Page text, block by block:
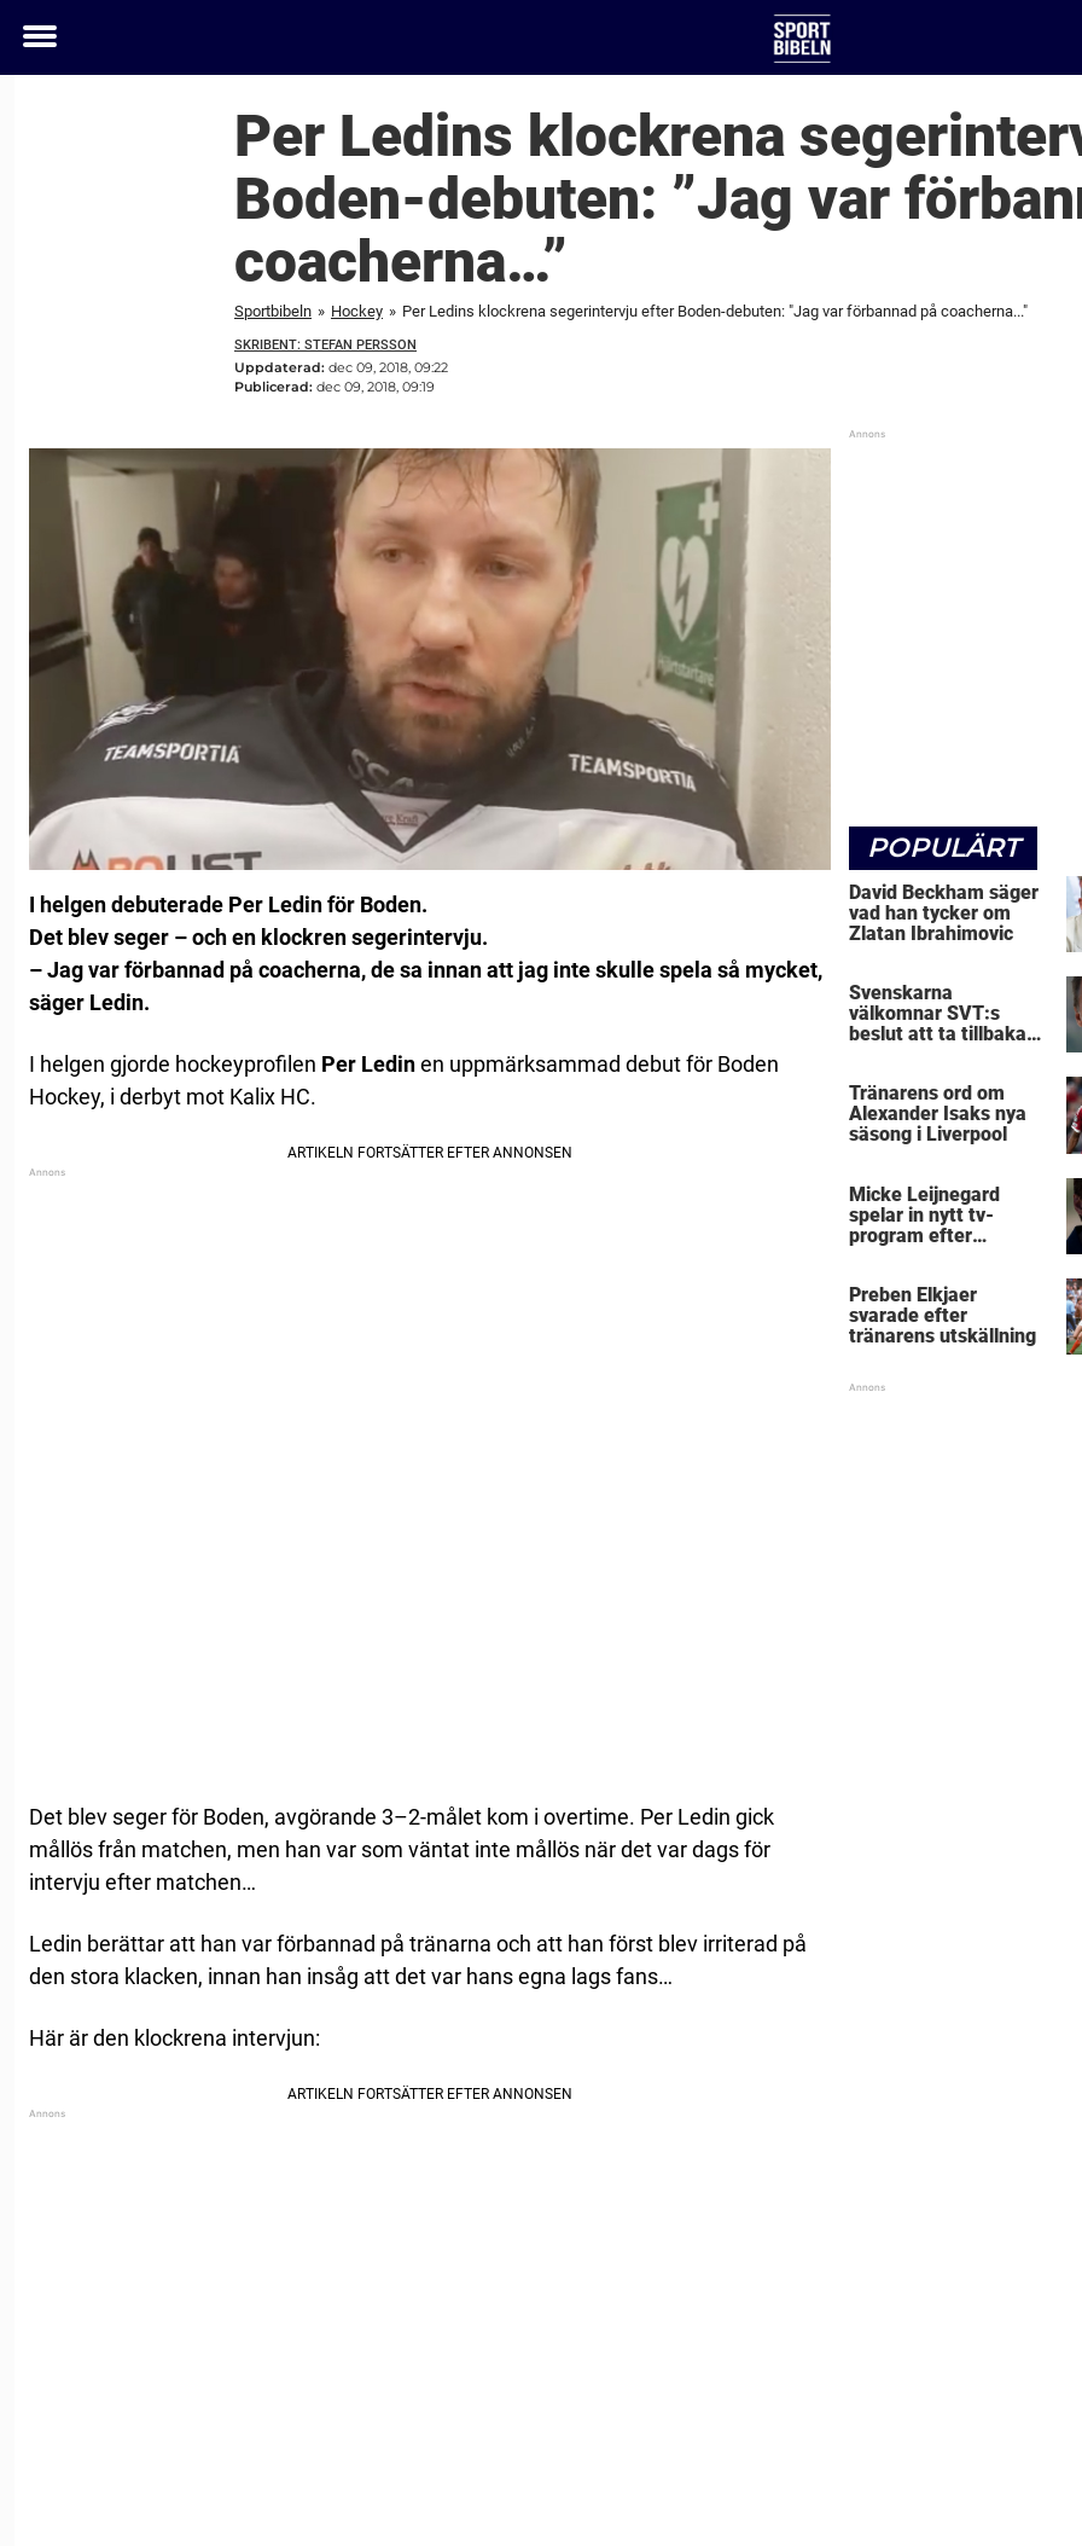
Toggle
Per Ledins klockrena
Boden-debuten: ”Jag var
coacherna…”
Sportbibeln » Hockey » Per Ledins klockrena segerintervju efter Boden-debuten: "Jag var förbannad på coacherna..."
SKRIBENT: STEFAN PERSSON
Uppdaterad: dec 09, 2018, 09:22
Publicerad: dec 09, 2018, 09:19
I helgen debuterade Per Ledin för Boden.
Det blev seger – och en klockren segerintervju.
– Jag var förbannad på coacherna, de sa innan att jag inte skulle spela så mycket,
säger Ledin.
I helgen gjorde hockeyprofilen Per Ledinen uppmärksammad debut för Boden
Hockey, i derbyt mot Kalix HC.
Det blev seger för Boden, avgörande 3–2-målet kom i overtime. Per Ledin gick
mållös från matchen, men han var som väntat inte mållös när det var dags för
intervju efter matchen…
Ledin berättar att han var förbannad på tränarna och att han först blev irriterad på
den stora klacken, innan han insåg att det var hans egna lags fans…
Här är den klockrena intervjun:
POPULÄRT
David Beckham säger
vad han tycker om
Zlatan Ibrahimovic
Svenskarna
välkomnar SVT:s
beslut att ta tillbaka
Tränarens ord om
Alexander Isaks nya
säsong i Liverpool
Micke Leijnegard
spelar in nytt tv-
program efter
Preben Elkjaer
svarade efter
tränarens utskällning